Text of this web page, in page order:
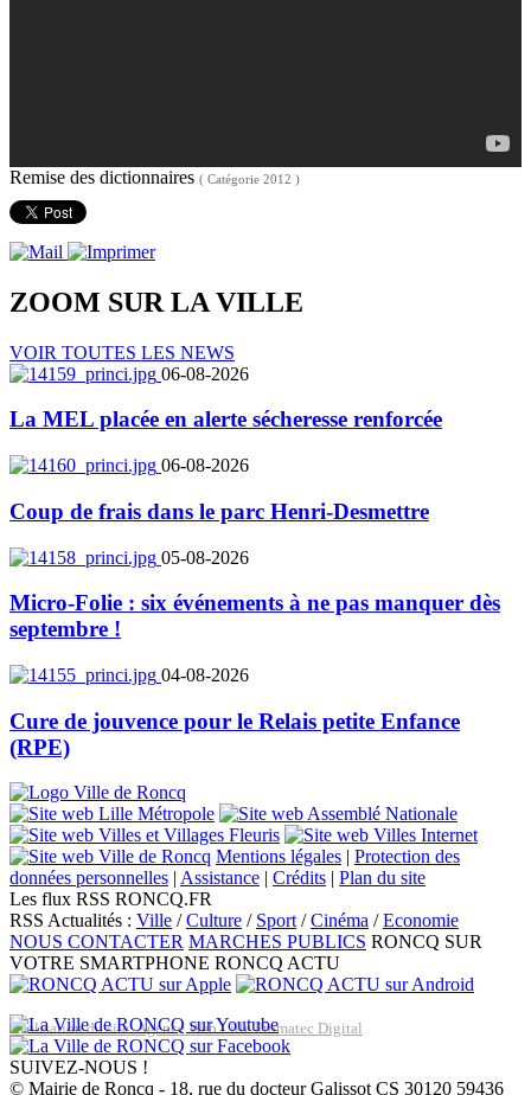
Remise des dictionnaires ( Catégorie 2012 )
ZOOM SUR LA VILLE
VOIR TOUTES LES NEWS
06-08-2026
La MEL placée en alerte sécheresse renforcée
06-08-2026
Coup de frais dans le parc Henri-Desmettre
05-08-2026
Micro-Folie : six événements à ne pas manquer dès
septembre !
04-08-2026
Cure de jouvence pour le Relais petite Enfance
(RPE)
Mentions légales | Protection des
données personnelles | Assistance | Crédits | Plan du site
Les flux RSS RONCQ.FR
RSS Actualités : Ville /Culture / Sport/Cinéma /Economie
NOUS CONTACTER MARCHES PUBLICS RONCQ SUR
VOTRE SMARTPHONE RONCQ ACTU
Réalisation du site: Agence Web Lille Promatec Digital
SUIVEZ-NOUS !
© Mairie de Roncq - 18, rue du docteur Galissot CS 30120 59436